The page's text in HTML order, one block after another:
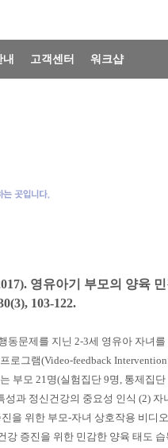
고객센터 워크샵
영유아기 부모의 양육
103-122.
동문제를 지닌 2-3세 영유아 자녀
로그램(Video-feedback
부모 21명(실험집단 9명, 통제집
성과 정신건강의 중요성 인식 (2)
을 위한 부모-자녀 상호작용 비디
강 증진을 위한 민감한 양육 태도